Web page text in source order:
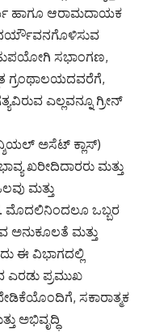
ಹಾಗೂ ಆರಾಮದಾಯಕ
ಸಭಾಂಗಣ,
ಗ್ರಂಥಾಲಯದವರೆಗೆ,
ಎಲ್ಲವನ್ನೂ ಗ್ರೀನ್
ಅಸೆಟ್ ಕ್ಲಾಸ್​)
ಖರೀದಿದಾರರು ಮತ್ತು
ಮತ್ತು
ಮೊದಲಿನಿಂದಲೂ ಒಬ್ಬರ
ಅನುಕೂಲತೆ ಮತ್ತು
ಈ ವಿಭಾಗದಲ್ಲಿ
ಎರಡು ಪ್ರಮುಖ
ಸಕಾರಾತ್ಮಕ
ಅಭಿವೃದ್ಧಿ